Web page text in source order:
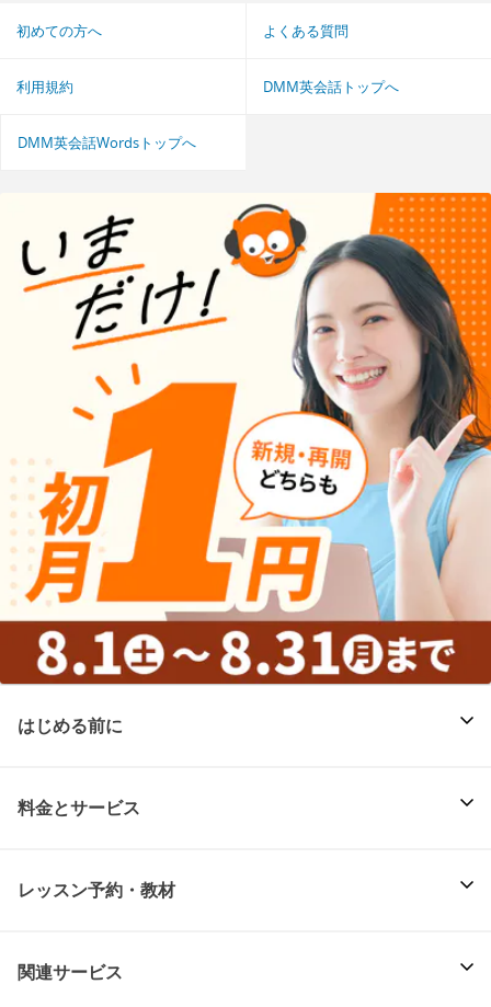
初めての方へ よくある質問
利用規約 DMM英会話トップへ
DMM英会話Wordsトップへ
はじめる前に
料金とサービス
レッスン予約・教材
関連サービス